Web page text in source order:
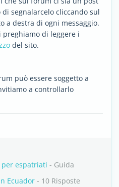
segnalarcelo cliccando sul
a destra di ogni messaggio.
di leggere i
del sito.
può essere soggetto a
a controllarlo
per espatriati - Guida
Ecuador - 10 Risposte